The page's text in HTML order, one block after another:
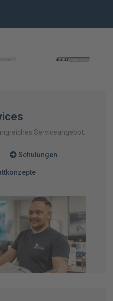
Serviceangebot.
Schulungen